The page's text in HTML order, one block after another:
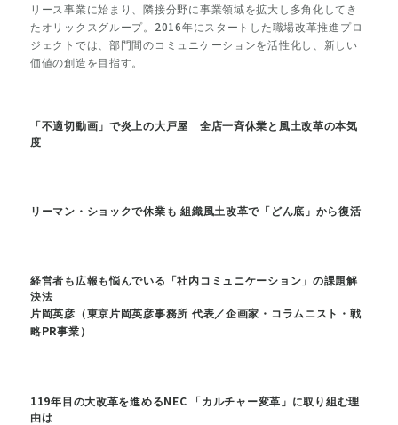
リース事業に始まり、隣接分野に事業領域を拡大し多角化してき
たオリックスグループ。2016年にスタートした職場改革推進プロ
ジェクトでは、部門間のコミュニケーションを活性化し、新しい
価値の創造を目指す。
「不適切動画」で炎上の大戸屋 全店一斉休業と風土改革の本気
度
リーマン・ショックで休業も 組織風土改革で「どん底」から復活
経営者も広報も悩んでいる「社内コミュニケーション」の課題解
決法
片岡英彦（東京片岡英彦事務所 代表／企画家・コラムニスト・戦
略PR事業）
119年目の大改革を進めるNEC 「カルチャー変革」に取り組む理
由は